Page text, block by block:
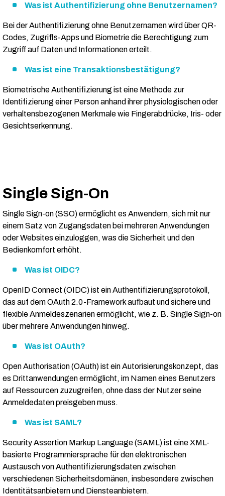
Was ist Authentifizierung ohne Benutzernamen?
Bei der Authentifizierung ohne Benutzernamen wird über QR-
Codes, Zugriffs-Apps und Biometrie die Berechtigung zum
Zugriff auf Daten und Informationen erteilt.
Was ist eine Transaktionsbestätigung?
Biometrische Authentifizierung ist eine Methode zur
Identifizierung einer Person anhand ihrer physiologischen oder
verhaltensbezogenen Merkmale wie Fingerabdrücke, Iris- oder
Gesichtserkennung.
Single Sign-On
Single Sign-on (SSO) ermöglicht es Anwendern, sich mit nur
einem Satz von Zugangsdaten bei mehreren Anwendungen
oder Websites einzuloggen, was die Sicherheit und den
Bedienkomfort erhöht.
Was ist OIDC?
OpenID Connect (OIDC) ist ein Authentifizierungsprotokoll,
das auf dem OAuth 2.0-Framework aufbaut und sichere und
flexible Anmeldeszenarien ermöglicht, wie z. B. Single Sign-on
über mehrere Anwendungen hinweg.
Was ist OAuth?
Open Authorisation (OAuth) ist ein Autorisierungskonzept, das
es Drittanwendungen ermöglicht, im Namen eines Benutzers
auf Ressourcen zuzugreifen, ohne dass der Nutzer seine
Anmeldedaten preisgeben muss.
Was ist SAML?
Security Assertion Markup Language (SAML) ist eine XML-
basierte Programmiersprache für den elektronischen
Austausch von Authentifizierungsdaten zwischen
verschiedenen Sicherheitsdomänen, insbesondere zwischen
Identitätsanbietern und Diensteanbietern.